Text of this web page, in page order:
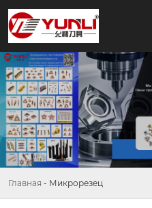
Главная - Микрорезец